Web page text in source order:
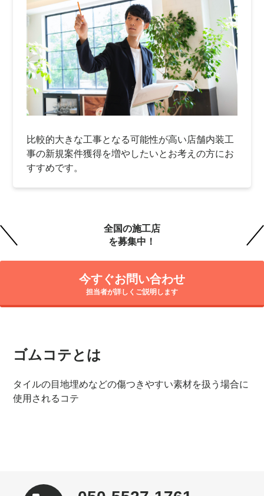
比較的大きな工事となる可能性が高い店舗内装工
事の新規案件獲得を増やしたいとお考えの方にお
すすめです。
全国の施工店
を募集中！
今すぐお問い合わせ
担当者が詳しくご説明します
ゴムコテとは
タイルの目地埋めなどの傷つきやすい素材を扱う場合に
使用されるコテ